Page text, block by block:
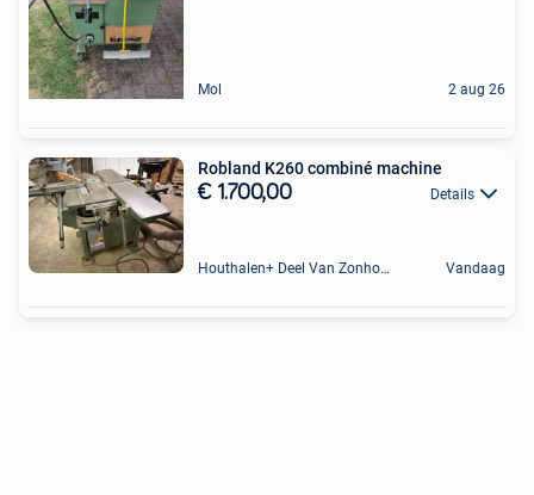
Mol 2 aug 26
Robland K260 combiné machine
€ 1.700,00 Details
Houthalen+ Deel Van Zonhoven En Zolder Vandaag